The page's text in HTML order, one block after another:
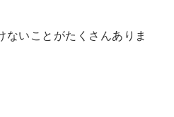
いことがたくさんありま